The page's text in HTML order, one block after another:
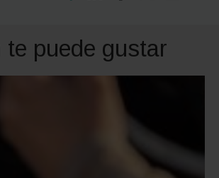
te puede gustar